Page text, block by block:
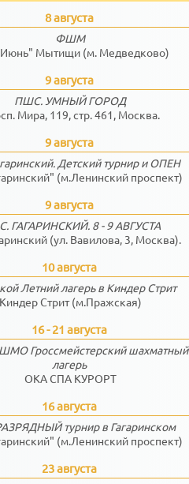
8 августа
ФШМ
Мытищи (м. Медведково)
9 августа
ПШС. УМНЫЙ ГОРОД
Мира, 119, стр. 461, Москва.
9 августа
Детский турнир и ОПЕН
(м.Ленинский проспект)
9 августа
ГАГАРИНСКИЙ. 8 - 9 АВГУСТА
(ул. Вавилова, 3, Москва).
10 августа
Летний лагерь в Киндер Стрит
Киндер Стрит (м.Пражская)
16 - 21 августа
Гроссмейстерский шахматный
лагерь
ОКА СПА КУРОРТ
16 августа
турнир в Гагаринском
(м.Ленинский проспект)
23 августа